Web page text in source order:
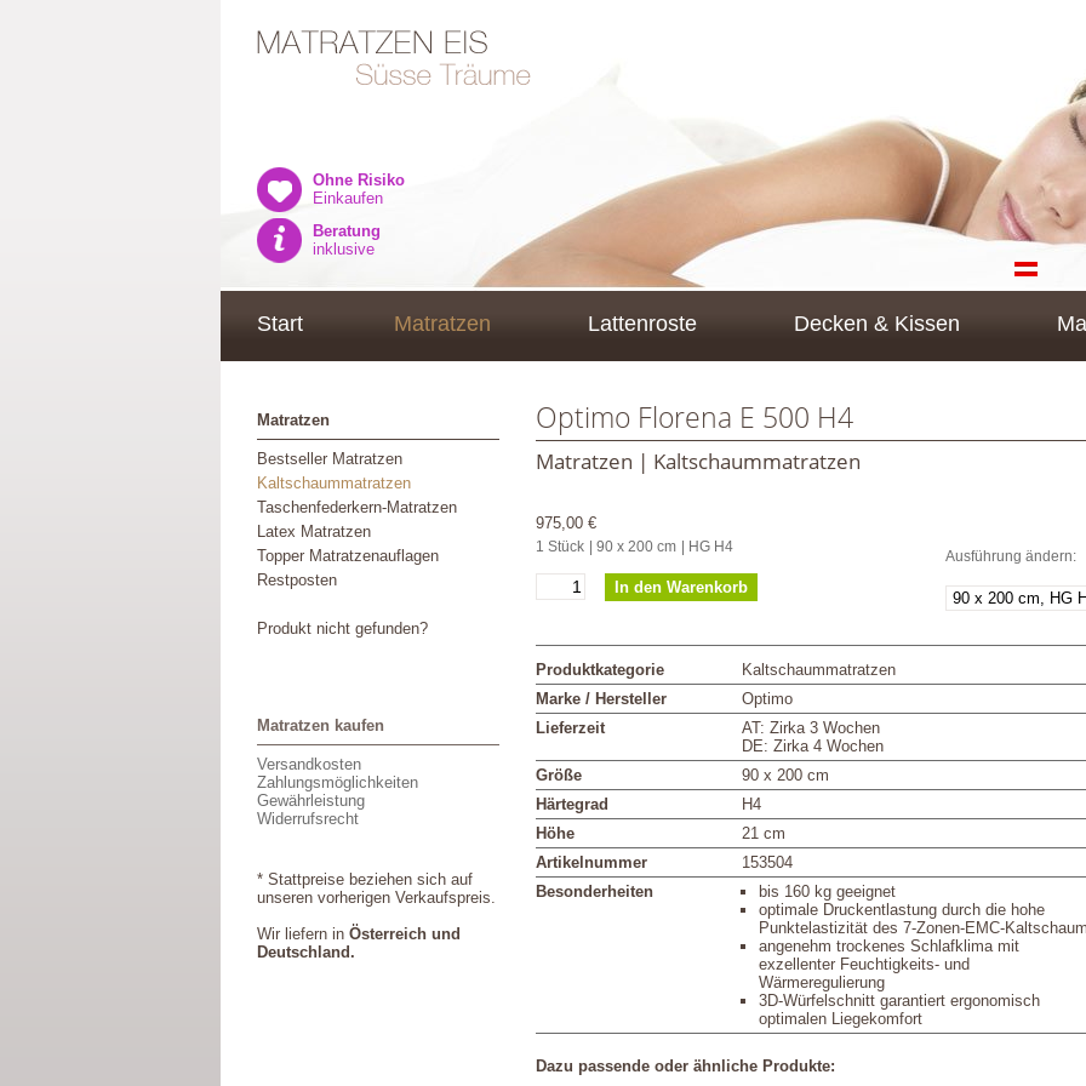
Ohne Risiko
Einkaufen
Beratung
inklusive
Start Matratzen Lattenroste Decken & Kissen
Matratzen
Bestseller Matratzen
Kaltschaummatratzen
Taschenfederkern-Matratzen
Latex Matratzen
Topper Matratzenauflagen
Restposten
Produkt nicht gefunden?
Matratzen kaufen
Versandkosten
Zahlungsmöglichkeiten
Gewährleistung
Widerrufsrecht
* Stattpreise beziehen sich auf
unseren vorherigen Verkaufspreis.
Wir liefern in Österreich und
Deutschland.
Optimo Florena E 500 H4
Matratzen | Kaltschaummatratzen
975,00 €
1 Stück | 90 x 200 cm | HG H4
Ausführung ändern:
Produktkategorie
Kaltschaummatratzen
Marke / Hersteller
Optimo
Lieferzeit
AT: Zirka 3 Wochen
DE: Zirka 4 Wochen
Größe
90 x 200 cm
Härtegrad
H4
Höhe
21 cm
Artikelnummer
153504
Besonderheiten
bis 160 kg geeignet
optimale Druckentlastung durch die hohe
Punktelastizität des 7-Zonen-EMC-
angenehm trockenes Schlafklima mit
exzellenter Feuchtigkeits- und
Wärmeregulierung
3D-Würfelschnitt garantiert ergonomisch
optimalen Liegekomfort
Dazu passende oder ähnliche Produkte: